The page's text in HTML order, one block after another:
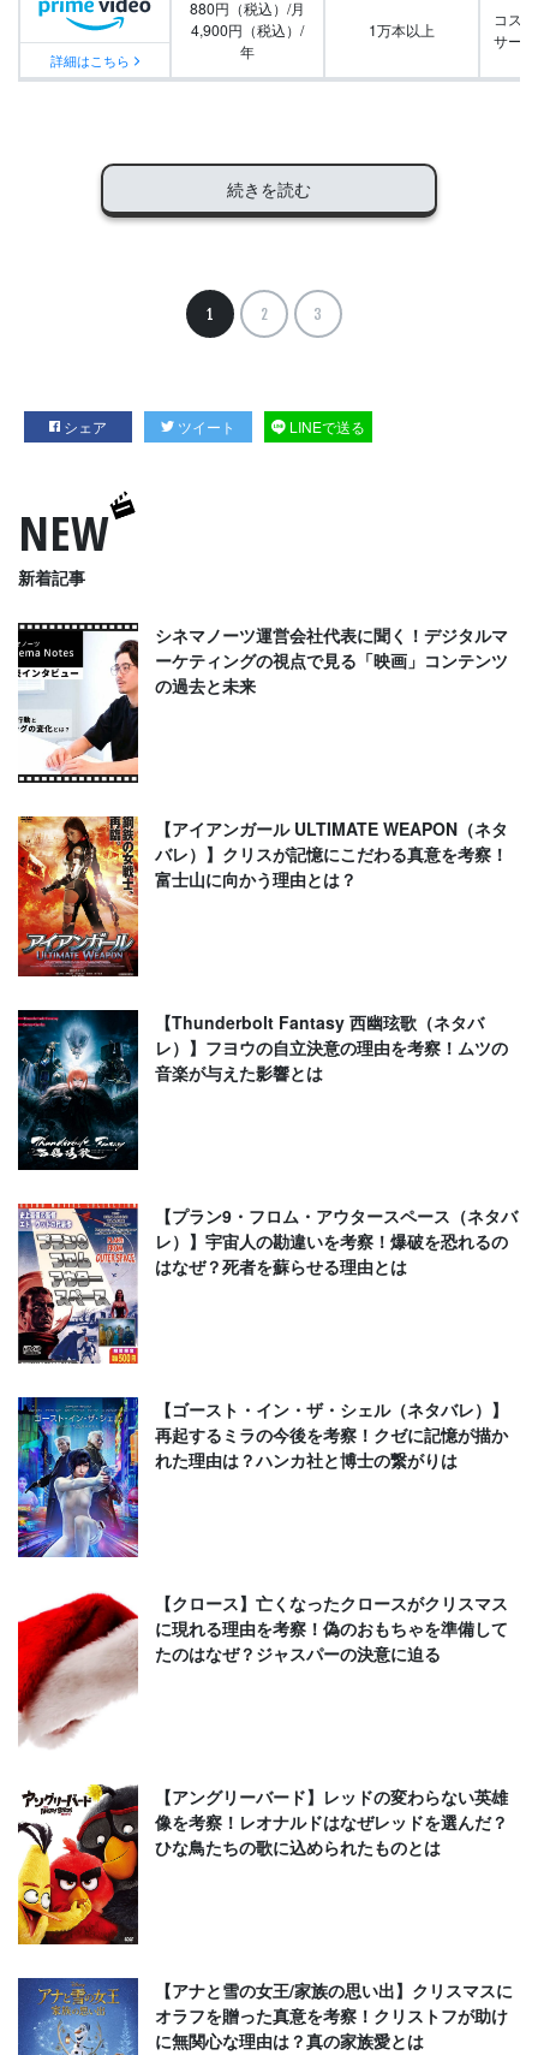
詳細はこちら
880円（税込）/月
4,900円（税込）/
年
1万本以上
コス
サー
続きを読む
1 2 3
シェア ツイート LINEで送る
NEW
新着記事
シネマノーツ運営会社代表に聞く！デジタルマ
ーケティングの視点で見る「映画」コンテンツ
の過去と未来
【アイアンガール ULTIMATE WEAPON（ネタ
バレ）】クリスが記憶にこだわる真意を考察！
富士山に向かう理由とは？
【Thunderbolt Fantasy 西幽玹歌（ネタバ
レ）】フヨウの自立決意の理由を考察！ムツの
音楽が与えた影響とは
【プラン9・フロム・アウタースペース（ネタバ
レ）】宇宙人の勘違いを考察！爆破を恐れるの
はなぜ？死者を蘇らせる理由とは
【ゴースト・イン・ザ・シェル（ネタバレ）】
再起するミラの今後を考察！クゼに記憶が描か
れた理由は？ハンカ社と博士の繋がりは
【クロース】亡くなったクロースがクリスマス
に現れる理由を考察！偽のおもちゃを準備して
たのはなぜ？ジャスパーの決意に迫る
【アングリーバード】レッドの変わらない英雄
像を考察！レオナルドはなぜレッドを選んだ？
ひな鳥たちの歌に込められたものとは
【アナと雪の女王/家族の思い出】クリスマスに
オラフを贈った真意を考察！クリストフが助け
に無関心な理由は？真の家族愛とは